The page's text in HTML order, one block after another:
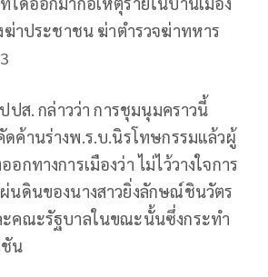
ฆ่าประชาชน ฆ่าตำรวจฆ่าทหาร
ปส. กล่าวว่า การชุมนุมคราวนี้
ค้านร่างพ.ร.บ.นิรโทษกรรมแล้วผู้
กทางการเมืองว่า ไม่ไว้วางใจการ
นดินของนางสาวยิ่งลักษณ์ชินวัตร
คณะรัฐบาลในขณะนั้นซึ่งกระทำ
น